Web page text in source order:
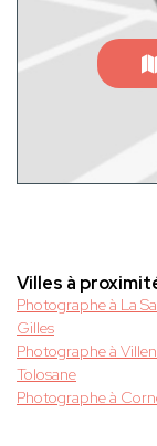
Villes à
Photographe à La
Gilles
Photographe à
Tolosane
Photographe à